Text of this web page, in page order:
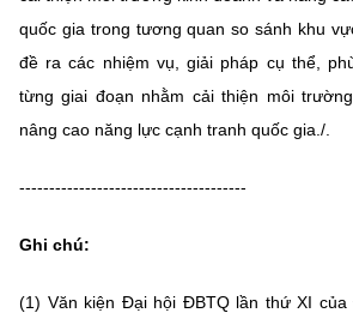
quốc gia trong tương quan so sánh khu
đề ra các nhiệm vụ, giải pháp cụ thể,
từng giai đoạn nhằm cải thiện môi
nâng cao năng lực cạnh tranh quốc gia./.
--------------------------------------
Ghi chú:
(1) Văn kiện Đại hội ĐBTQ lần thứ XI